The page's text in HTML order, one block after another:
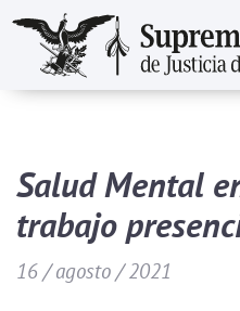
Salud Mental
trabajo
16 / agosto / 2021